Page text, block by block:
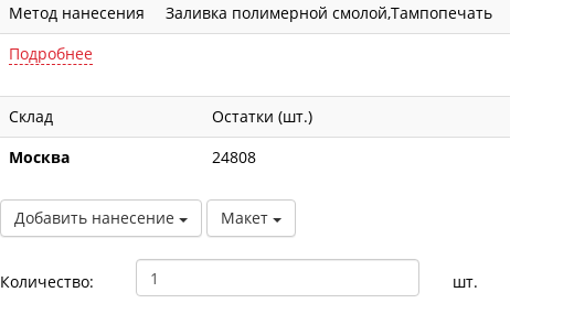
Метод нанесения
Заливка полимерной смолой,Тампопечать
Подробнее
Склад
Остатки (шт.)
Москва
24808
Добавить нанесение Макет
Количество: шт.